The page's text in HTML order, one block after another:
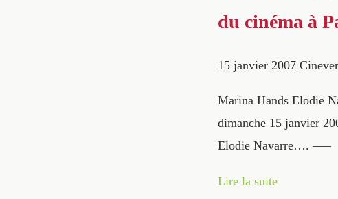
du cinéma à
15 janvier 2007
Marina Hands Elodie
dimanche 15 janvier
Elodie Navarre….
Lire la suite